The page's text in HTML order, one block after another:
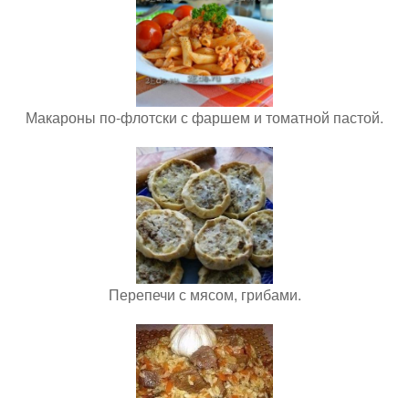
Макароны по-флотски с фаршем и томатной пастой.
Перепечи с мясом, грибами.